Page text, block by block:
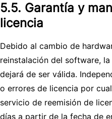
5.5. Garantía y
licencia
Debido al cambio de
reinstalación del software,
dejará de ser válida.
o errores de licencia por
servicio de reemisión de
días a partir de la fecha de